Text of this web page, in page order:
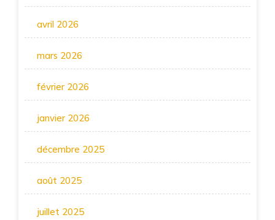
avril 2026
mars 2026
février 2026
janvier 2026
décembre 2025
août 2025
juillet 2025